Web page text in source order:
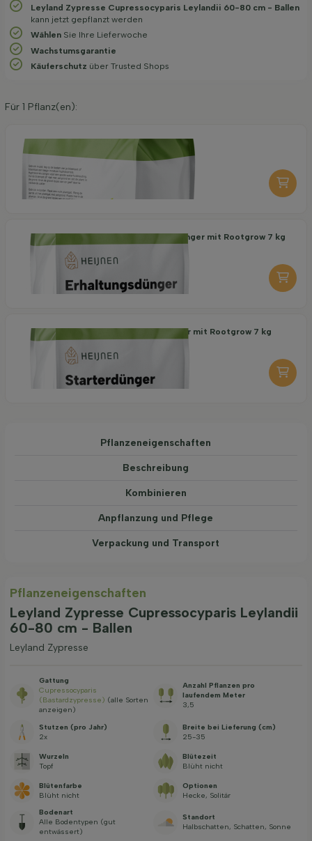
Leyland Zypresse Cupressocyparis Leylandii 60-80 cm - Ballen
kann jetzt gepflanzt werden
Wählen Sie Ihre Lieferwoche
Wachstums­garantie
Käuferschutz über Trusted Shops
Für 1 Pflanz(en):
Organische Pflanzerde 40 l
6,95
-
Organischer Erhaltungsdünger mit Rootgrow 7 kg
Organischer Starterdünger mit Rootgrow 7 kg
Pflanzeneigenschaften
Beschreibung
Kombinieren
Anpflanzung und Pflege
Verpackung und Transport
Pflanzeneigenschaften
Leyland Zypresse Cupressocyparis Leylandii
60-80 cm - Ballen
Leyland Zypresse
Gattung
Cupressocyparis
(Bastardzypresse) (alle Sorten
anzeigen)
Anzahl Pflanzen pro
laufendem Meter
3,5
Stutzen (pro Jahr)
2x
Breite bei Lieferung (cm)
25-35
Wurzeln
Topf
Blütezeit
Blüht nicht
Blütenfarbe
Blüht nicht
Optionen
Hecke, Solitär
Bodenart
Alle Bodentypen (gut
entwässert)
Standort
Halbschatten, Schatten, Sonne